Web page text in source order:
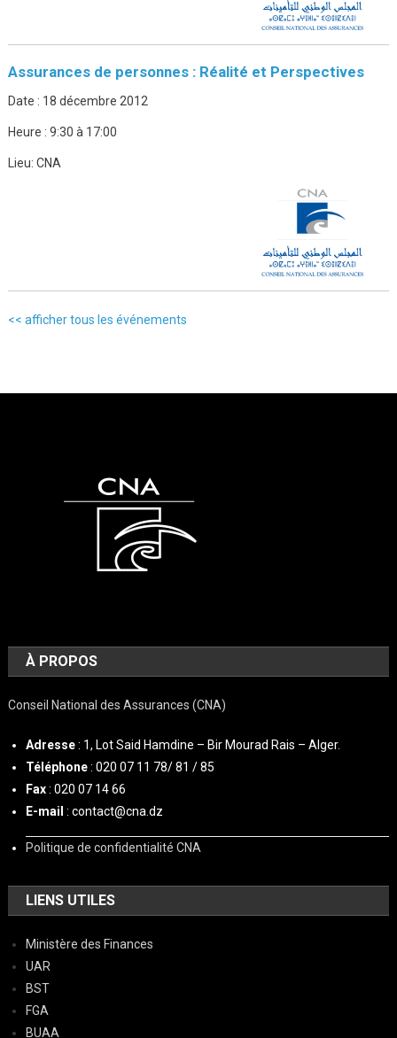
Assurances de personnes : Réalité et Perspectives
Date : 18 décembre 2012
Heure : 9:30 à 17:00
Lieu: CNA
<< afficher tous les événements
À PROPOS
Conseil National des Assurances (CNA)
Adresse: 1, Lot Said Hamdine – Bir Mourad Rais – Alger.
Téléphone: 020 07 11 78/ 81 / 85
Fax: 020 07 14 66
E-mail : contact@cna.dz
Politique de confidentialité CNA
LIENS UTILES
Ministère des Finances
UAR
BST
FGA
BUAA